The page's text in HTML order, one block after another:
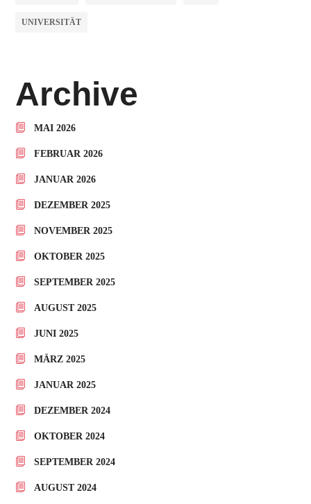
UNIVERSITÄT
Archive
MAI 2026
FEBRUAR 2026
JANUAR 2026
DEZEMBER 2025
NOVEMBER 2025
OKTOBER 2025
SEPTEMBER 2025
AUGUST 2025
JUNI 2025
MÄRZ 2025
JANUAR 2025
DEZEMBER 2024
OKTOBER 2024
SEPTEMBER 2024
AUGUST 2024